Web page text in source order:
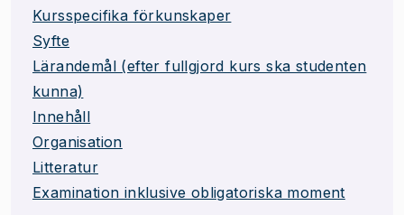
Kursspecifika förkunskaper
Syfte
Lärandemål (efter fullgjord kurs ska studenten
kunna)
Innehåll
Organisation
Litteratur
Examination inklusive obligatoriska moment